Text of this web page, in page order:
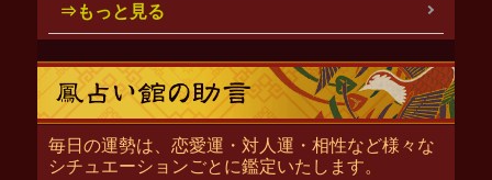
⇒もっと見る
毎日の運勢は、恋愛運・対人運・相性など様々な
シチュエーションごとに鑑定いたします。